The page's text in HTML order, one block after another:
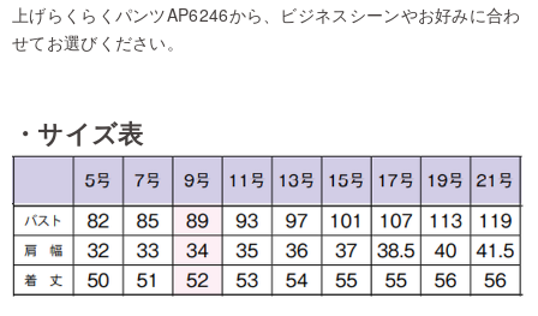
上げらくらくパンツAP6246から、ビジネスシーンやお好みに合わ
せてお選びください。
・サイズ表